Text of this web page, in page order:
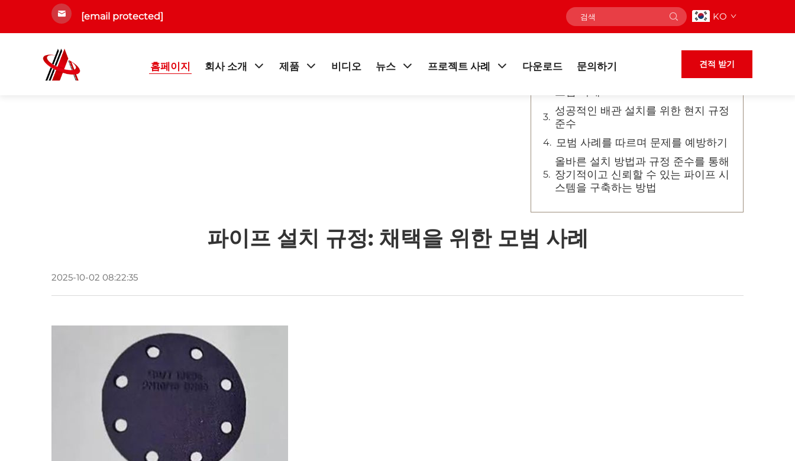
[email protected] KO
홈페이지 회사 소개 제품 비디오 뉴스 프로젝트 사례 다운로드 문의하기 견적 받기
파이프 설치 규정: 채택을 위한 모범 사례
2025-10-02 08:22:35
목차
설치된 파이프의 점검
안전하고 효율적인 배관 설치를 위한
성공적인 배관 설치를 위한 현지 규정
준수
모범 사례를 따르며 문제를 예방하기
올바른 설치 방법과 규정 준수를 통해
장기적이고 신뢰할 수 있는 파이프 시
스템을 구축하는 방법